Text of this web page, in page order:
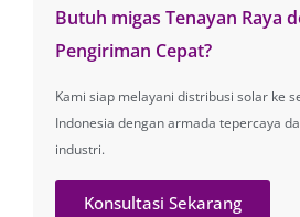
Butuh migas Tenayan Raya
Pengiriman Cepat?
Kami siap melayani distribusi solar ke
Indonesia dengan armada tepercaya
industri.
Konsultasi Sekarang